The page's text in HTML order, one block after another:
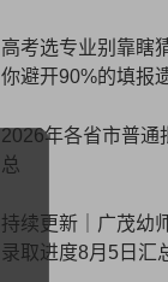
高考选专业别靠瞎
你避开90%的填报
2026年各省市普通
总
持续更新｜广茂幼
录取进度8月5日汇